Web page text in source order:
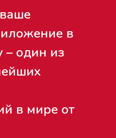
в
один из
в мире от